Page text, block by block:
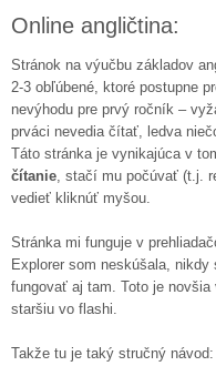
Online angličtina:
Stránok na výučbu základov
2-3 obľúbené, ktoré postupne
nevýhodu pre prvý ročník –
prváci nevedia čítať, ledva
Táto stránka je vynikajúca v
čítanie, stačí mu počúvať (t.j.
vedieť kliknúť myšou.
Stránka mi funguje v
Explorer som neskúšala,
fungovať aj tam. Toto je
staršiu vo flashi.
Takže tu je taký stručný návod: